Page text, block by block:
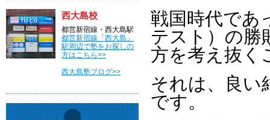
戦国時代であ
テスト）の勝
方を考え抜く
それは、良い
です。
西大島校
都営新宿線・西大島駅
都営新宿線「西大島」
駅周辺で塾をお探しの
方はこちら>>
西大島塾ブログ>>